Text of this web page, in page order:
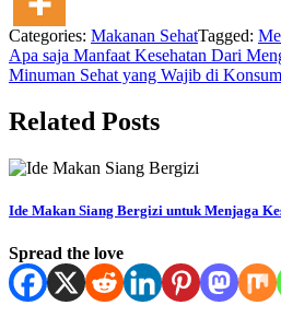
Categories: Makanan SehatTagged:
Navigasi
pos
Apa saja Manfaat Kesehatan Dari
Minuman Sehat yang Wajib di
Related Posts
Ide Makan Siang Bergizi untuk Menjaga
Spread the love